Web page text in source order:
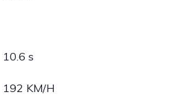
10.6 s
192 KM/H